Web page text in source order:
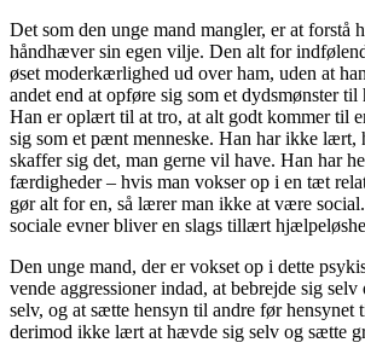
Det som den unge mand mangler, er at forstå
håndhæver sin egen vilje. Den alt for
øset moderkærlighed ud over ham, uden at
andet end at opføre sig som et dydsmønster til
Han er oplært til at tro, at alt godt kommer til
sig som et pænt menneske. Han har ikke lært,
skaffer sig det, man gerne vil have. Han har
færdigheder – hvis man vokser op i en tæt
gør alt for en, så lærer man ikke at være
sociale evner bliver en slags tillært
Den unge mand, der er vokset op i dette
vende aggressioner indad, at bebrejde sig
selv, og at sætte hensyn til andre før hensynet
derimod ikke lært at hævde sig selv og sætte